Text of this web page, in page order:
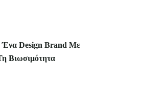
Ένα Design Brand Με
Βιωσιμότητα